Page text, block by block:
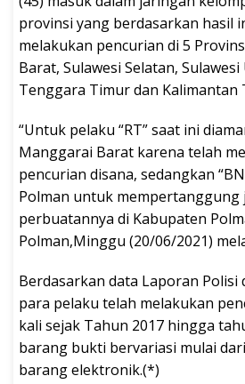
provinsi yang berdasarkan hasil
melakukan pencurian di 5
Barat, Sulawesi Selatan,
Tenggara Timur dan Kalimantan
“Untuk pelaku “RT” saat ini
Manggarai Barat karena telah
pencurian disana, sedangkan
Polman untuk mempertanggung
perbuatannya di Kabupaten
Polman,Minggu (20/06/2021)
Berdasarkan data Laporan Polisi
para pelaku telah melakukan
kali sejak Tahun 2017 hingga
barang bukti bervariasi mulai
barang elektronik.(*)